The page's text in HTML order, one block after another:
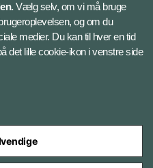
Vælg selv, om vi må bruge
og om du
medier. Du kan til hver en tid
det lille cookie-ikon i venstre side